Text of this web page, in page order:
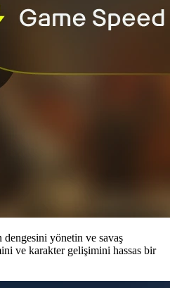
dengesini yönetin ve savaş
ve karakter gelişimini hassas bir